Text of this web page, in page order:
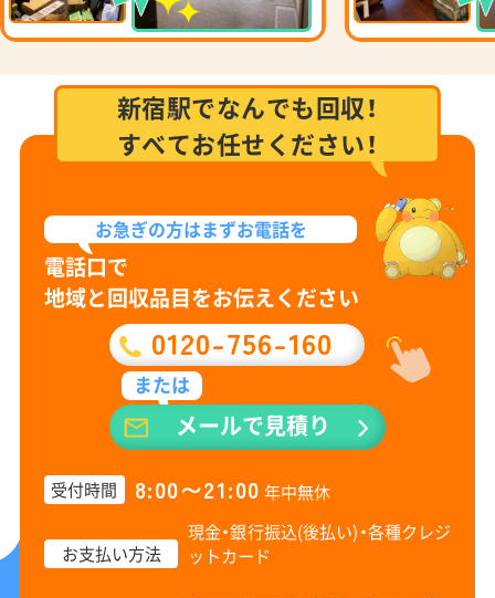
新宿駅でなんでも回収！
すべてお任せください！
お急ぎの方はまずお電話を
電話口で
地域と回収品目をお伝えください
0120-756-160
または
メールで見積り
受付時間 8:00〜21:00 年中無休
お支払い方法
現金・銀行振込(後払い)・各種クレジ
ットカード